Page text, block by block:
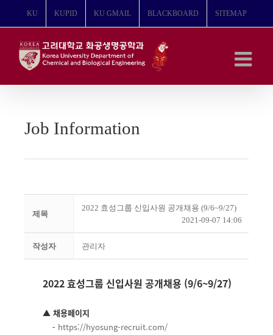
뛰
KU KUPID KU GMAIL BLACKBOARD SITEMAP
Job Information
제목
2022 효성그룹 신입사원 공개채용 (9/6~9/27)
2021-09-07 14:06
작성자 관리자
2022 효성그룹 신입사원 공개채용 (9/6~9/27)
▲ 채용페이지
- https://hyosung-recruit.com/